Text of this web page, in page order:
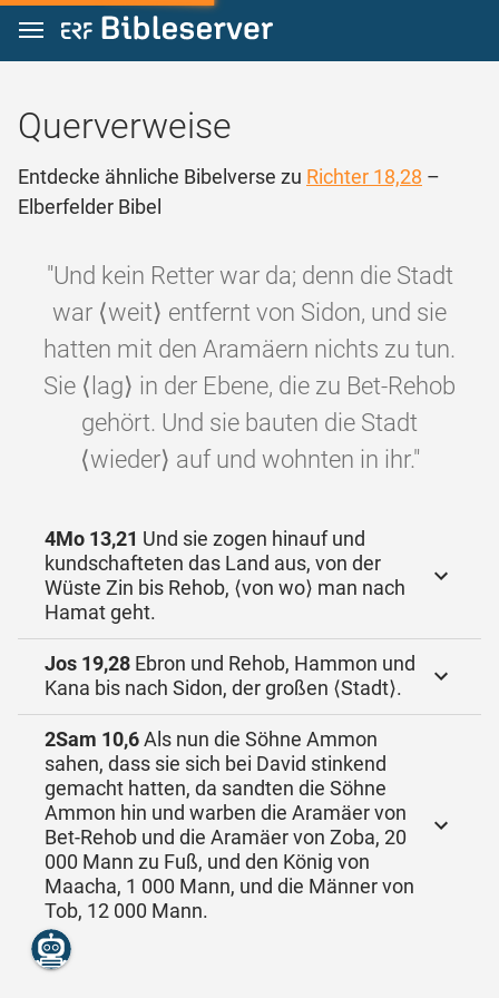
Zum Inhalt springen
Querverweise
Entdecke ähnliche Bibelverse zu Richter 18,28 –
Elberfelder Bibel
"Und kein Retter war da; denn die Stadt
war ⟨weit⟩ entfernt von Sidon, und sie
hatten mit den Aramäern nichts zu tun.
Sie ⟨lag⟩ in der Ebene, die zu Bet-Rehob
gehört. Und sie bauten die Stadt
⟨wieder⟩ auf und wohnten in ihr."
4Mo 13,21 Und sie zogen hinauf und
kundschafteten das Land aus, von der
Wüste Zin bis Rehob, ⟨von wo⟩ man nach
Hamat geht.
Jos 19,28 Ebron und Rehob, Hammon und
Kana bis nach Sidon, der großen ⟨Stadt⟩.
2Sam 10,6Als nun die Söhne Ammon
sahen, dass sie sich bei David stinkend
gemacht hatten, da sandten die Söhne
Ammon hin und warben die Aramäer von
Bet-Rehob und die Aramäer von Zoba, 20
000 Mann zu Fuß, und den König von
Maacha, 1 000 Mann, und die Männer von
Tob, 12 000 Mann.